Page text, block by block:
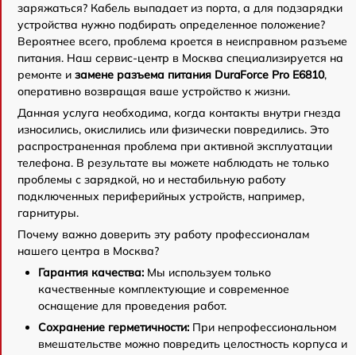
заряжаться? Кабель выпадает из порта, а для подзарядки
устройства нужно подбирать определенное положение?
Вероятнее всего, проблема кроется в неисправном разъеме
питания. Наш сервис-центр в Москва специализируется на
ремонте и замене разъема питания DuraForce Pro E6810,
оперативно возвращая ваше устройство к жизни.
Данная услуга необходима, когда контакты внутри гнезда
износились, окислились или физически повредились. Это
распространенная проблема при активной эксплуатации
телефона. В результате вы можете наблюдать не только
проблемы с зарядкой, но и нестабильную работу
подключенных периферийных устройств, например,
гарнитуры.
Почему важно доверить эту работу профессионалам
нашего центра в Москва?
Гарантия качества: Мы используем только
качественные комплектующие и современное
оснащение для проведения работ.
Сохранение герметичности: При непрофессиональном
вмешательстве можно повредить целостность корпуса и